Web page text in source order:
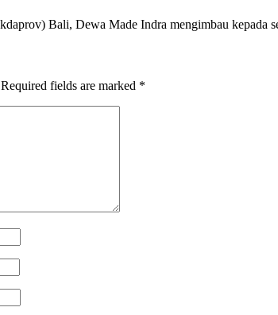
Bali, Dewa Made Indra mengimbau kepada
Required fields are marked *